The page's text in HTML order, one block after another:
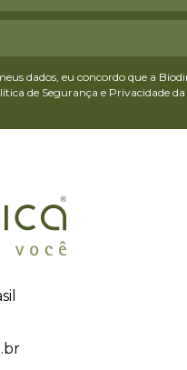
dados, eu concordo que a
de Segurança e Privacidade